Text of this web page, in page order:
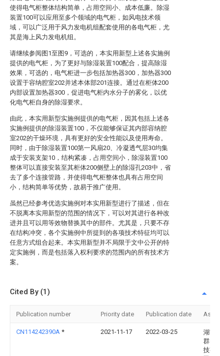
使得电气柜整体结构简单，占用空间小、成本低廉。除湿
装置100可以应用至多个领域的电气柜，如风电技术领
域，可以广泛用于风力发电机组配套使用的各电气柜，尤
其是海上风力发电机组。
请继续参阅图1至图9，可选的，本实用新型上述各实施例
提供的电气柜，为了更好与除湿装置100配合，提高除湿
效果，可选的，电气柜进一步包括加热器300，加热器300
设置于容纳腔室202并述本体部201连接。通过在柜体200
内部设置加热器300，促进电气柜内水分子的雾化，以优
化电气柜自身的除湿要求。
由此，本实用新型实施例提供的电气柜，因其包括上述各
实施例提供的除湿装置100，不仅能够保证其内部容纳腔
室202的干燥环境，具有更好的安全性能以及使用寿命。
同时，由于除湿装置100第一风扇20、冷凝透气层30均集
成于安装支架10，结构紧凑，占用空间小，除湿装置100
整体可以直接安装至其柜体200侧壁上的除湿孔203中，省
去了多个连接管路，并使得电气柜整体也具有占用空间
小，结构简单等优势，故易于推广使用。
虽然已经参考优选实施例对本实用新型进行了描述，但在
不脱离本实用新型的范围的情况下，可以对其进行各种改
进并且可以用等效物替换其中的部件。尤其是，只要不存
在结构冲突，各个实施例中所提到的各项技术特征均可以
任意方式组合起来。本实用新型并不局限于文中公开的特
定实施例，而是包括落入权利要求的范围内的所有技术方
案。
Cited By (1)
Publication number Priority date Publication date
CN114242390A * 2021-11-17 2022-03-25
湖南
群电
技有